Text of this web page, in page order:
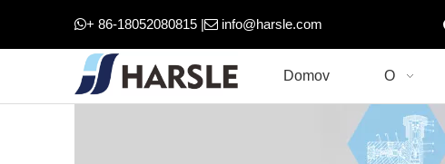
+ 86-18052080815 | info@harsle.com
Domov O